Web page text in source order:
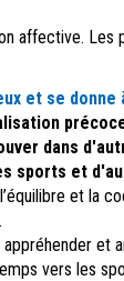
affective. Les
et se donne
dans
sports et
et la
appréhender
vers les